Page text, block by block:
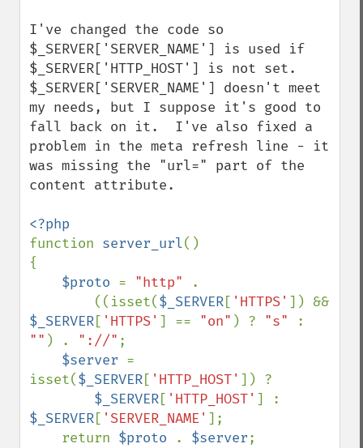
I've changed the code so
$_SERVER['SERVER_NAME'] is used if
$_SERVER['HTTP_HOST'] is not set.
$_SERVER['SERVER_NAME'] doesn't meet
my needs, but I suppose it's good to
fall back on it.  I've also fixed a
problem in the meta refresh line - it
was missing the "url=" part of the
content attribute.
function server_url()
{
$proto = "http"
.
        ((isset(
$_SERVER[ 'HTTPS'
$_SERVER[ 'HTTPS' ] == "on" ) ? "s"
"" ) . "://" ;
$server =
isset($_SERVER[ 'HTTP_HOST' ]) ?
$_SERVER[ 'HTTP_HOST'
$_SERVER[ 'SERVER_NAME' ];
    return
$proto . $server;